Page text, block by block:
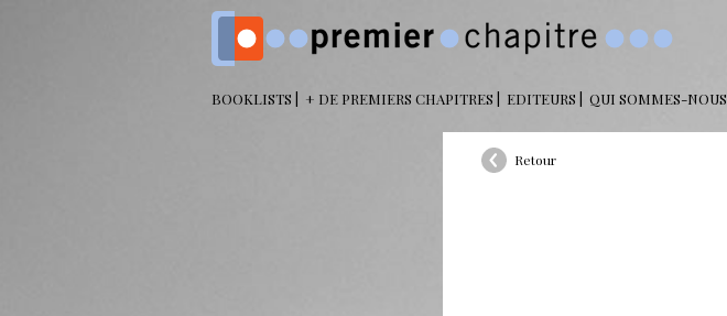
BOOKLISTS + DE PREMIERS CHAPITRES EDITEURS QUI SOMMES-NOUS
Retour